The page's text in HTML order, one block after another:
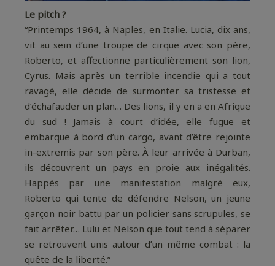
Le pitch ?
“Printemps 1964, à Naples, en Italie. Lucia, dix ans,
vit au sein d’une troupe de cirque avec son père,
Roberto, et affectionne particulièrement son lion,
Cyrus. Mais après un terrible incendie qui a tout
ravagé, elle décide de surmonter sa tristesse et
d’échafauder un plan… Des lions, il y en a en Afrique
du sud ! Jamais à court d’idée, elle fugue et
embarque à bord d’un cargo, avant d’être rejointe
in-extremis par son père. À leur arrivée à Durban,
ils découvrent un pays en proie aux inégalités.
Happés par une manifestation malgré eux,
Roberto qui tente de défendre Nelson, un jeune
garçon noir battu par un policier sans scrupules, se
fait arrêter… Lulu et Nelson que tout tend à séparer
se retrouvent unis autour d’un même combat : la
quête de la liberté.”